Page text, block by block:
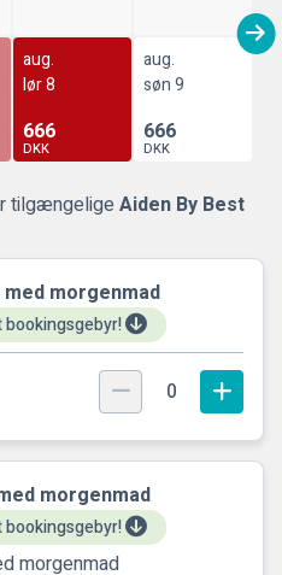
aug.
lør 8
666
DKK
aug.
søn 9
666
DKK
tilgængelige Aiden By Best
morgenmad
bookingsgebyr!
0
morgenmad
bookingsgebyr!
morgenmad